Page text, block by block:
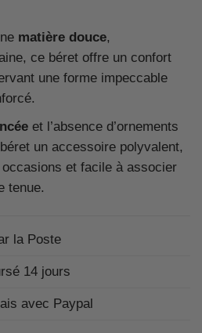
matière douce,
ce béret offre un confort
une forme impeccable
et l’absence d’ornements
un accessoire polyvalent,
et facile à associer
tenue.
la Poste
14 jours
avec Paypal